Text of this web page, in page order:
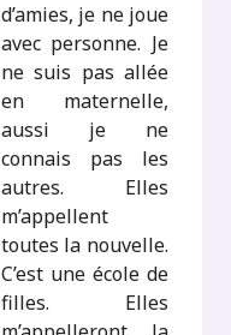
d’amies, je ne joue
avec personne. Je
ne suis pas allée
en maternelle,
aussi je ne
connais pas les
autres. Elles
m’appellent
toutes la nouvelle.
C’est une école de
filles. Elles